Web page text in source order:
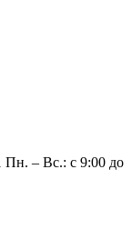
Пн. – Вс.: с 9:00 до